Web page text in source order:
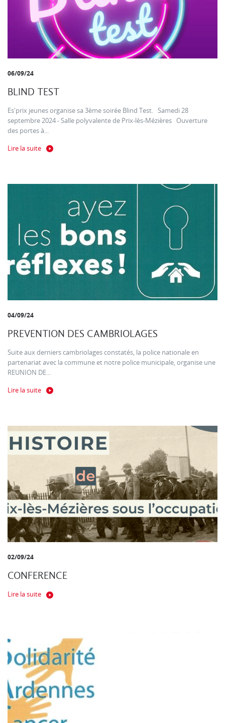
06/09/24
BLIND TEST
Es'prix jeunes organise sa 3ème soirée Blind Test. Samedi 28
septembre 2024 - Salle polyvalente de Prix-lès-Mézières Ouverture
des portes à...
Lire la suite
04/09/24
PREVENTION DES CAMBRIOLAGES
Suite aux derniers cambriolages constatés, la police nationale en
partenariat avec la commune et notre police municipale, organise une
REUNION DE...
Lire la suite
02/09/24
CONFERENCE
Lire la suite